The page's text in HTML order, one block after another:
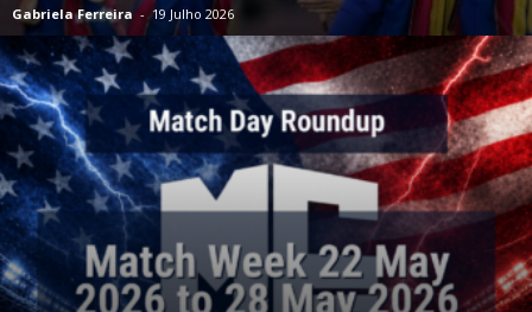
Gabriela Ferreira - 19 Julho 2026